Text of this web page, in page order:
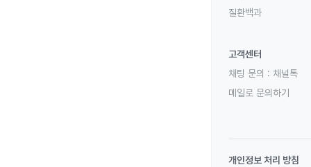
질환백과
고객센터
채팅 문의 : 채널톡
메일로 문의하기
개인정보 처리 방침